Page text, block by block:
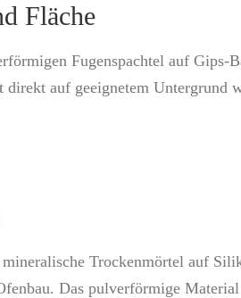
Fläche
Fugenspachtel auf Gips-
auf geeignetem Untergrund
Trockenmörtel auf
Das pulverförmige